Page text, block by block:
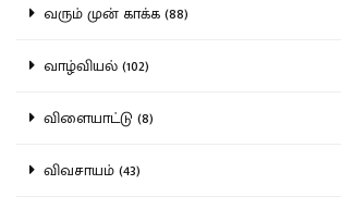
வரும் முன் காக்க (88)
வாழ்வியல் (102)
விளையாட்டு (8)
விவசாயம் (43)